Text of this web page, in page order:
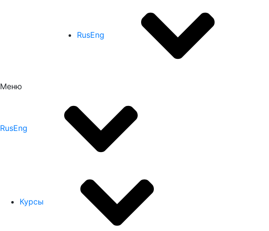
RusEng
Меню
RusEng
Курсы